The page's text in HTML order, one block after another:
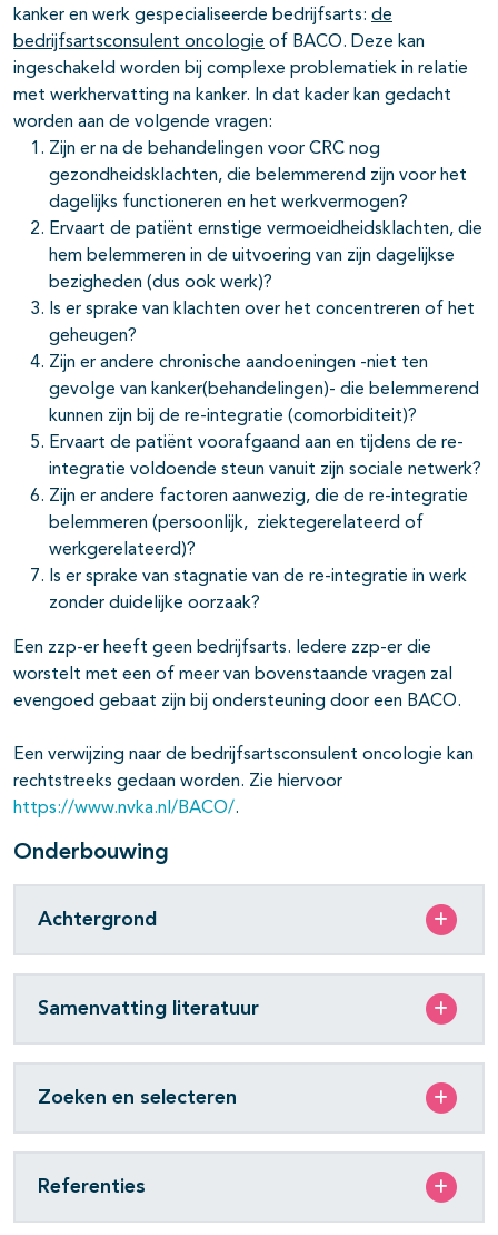
kanker en werk gespecialiseerde bedrijfsarts: de
bedrijfsartsconsulent oncologie of BACO. Deze kan
ingeschakeld worden bij complexe problematiek in relatie
met werkhervatting na kanker. In dat kader kan gedacht
worden aan de volgende vragen:
Zijn er na de behandelingen voor CRC nog
gezondheidsklachten, die belemmerend zijn voor het
dagelijks functioneren en het werkvermogen?
Ervaart de patiënt ernstige vermoeidheidsklachten, die
hem belemmeren in de uitvoering van zijn dagelijkse
bezigheden (dus ook werk)?
Is er sprake van klachten over het concentreren of het
geheugen?
Zijn er andere chronische aandoeningen -niet ten
gevolge van kanker(behandelingen)- die belemmerend
kunnen zijn bij de re-integratie (comorbiditeit)?
Ervaart de patiënt voorafgaand aan en tijdens de re-
integratie voldoende steun vanuit zijn sociale netwerk?
Zijn er andere factoren aanwezig, die de re-integratie
belemmeren (persoonlijk, ziektegerelateerd of
werkgerelateerd)?
Is er sprake van stagnatie van de re-integratie in werk
zonder duidelijke oorzaak?
Een zzp-er heeft geen bedrijfsarts. Iedere zzp-er die
worstelt met een of meer van bovenstaande vragen zal
evengoed gebaat zijn bij ondersteuning door een BACO.
Een verwijzing naar de bedrijfsartsconsulent oncologie kan
rechtstreeks gedaan worden. Zie hiervoor
https://www.nvka.nl/BACO/.
Onderbouwing
Achtergrond
Samenvatting literatuur
Zoeken en selecteren
Referenties